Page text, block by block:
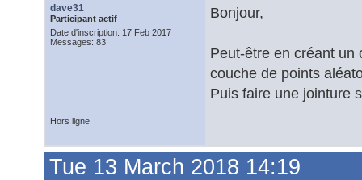
dave31
Participant actif
Date d'inscription: 17 Feb 2017
Messages: 83
Bonjour,
Peut-être en créant un
couche de points
Puis faire une jointure
Hors ligne
Tue 13 March 2018 14:19